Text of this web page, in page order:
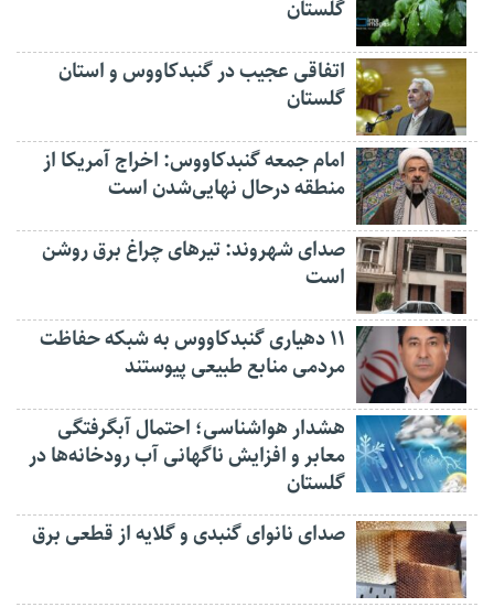
گلستان
اتفاقی عجیب در‌ گنبدکاووس و استان
گلستان
امام جمعه گنبدکاووس: اخراج آمریکا از
منطقه درحال نهایی‌شدن است
صدای شهروند: تیرهای چراغ برق روشن
است
۱۱ دهیاری گنبدکاووس به شبکه حفاظت
مردمی منابع طبیعی پیوستند
هشدار هواشناسی؛ احتمال آبگرفتگی
معابر و افزایش ناگهانی آب رودخانه‌ها در
گلستان
صدای نانوای گنبدی و گلایه از قطعی برق